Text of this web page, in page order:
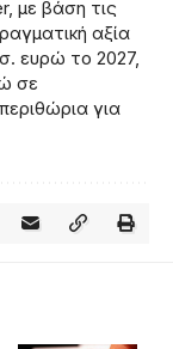
με βάση τις
αξία
ευρώ το 2027,
σε
για